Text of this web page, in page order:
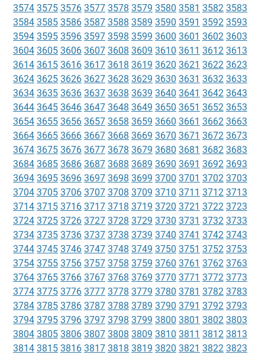
3574 3575 3576 3577 3578 3579 3580 3581 3582 3583
3584 3585 3586 3587 3588 3589 3590 3591 3592 3593
3594 3595 3596 3597 3598 3599 3600 3601 3602 3603
3604 3605 3606 3607 3608 3609 3610 3611 3612 3613
3614 3615 3616 3617 3618 3619 3620 3621 3622 3623
3624 3625 3626 3627 3628 3629 3630 3631 3632 3633
3634 3635 3636 3637 3638 3639 3640 3641 3642 3643
3644 3645 3646 3647 3648 3649 3650 3651 3652 3653
3654 3655 3656 3657 3658 3659 3660 3661 3662 3663
3664 3665 3666 3667 3668 3669 3670 3671 3672 3673
3674 3675 3676 3677 3678 3679 3680 3681 3682 3683
3684 3685 3686 3687 3688 3689 3690 3691 3692 3693
3694 3695 3696 3697 3698 3699 3700 3701 3702 3703
3704 3705 3706 3707 3708 3709 3710 3711 3712 3713
3714 3715 3716 3717 3718 3719 3720 3721 3722 3723
3724 3725 3726 3727 3728 3729 3730 3731 3732 3733
3734 3735 3736 3737 3738 3739 3740 3741 3742 3743
3744 3745 3746 3747 3748 3749 3750 3751 3752 3753
3754 3755 3756 3757 3758 3759 3760 3761 3762 3763
3764 3765 3766 3767 3768 3769 3770 3771 3772 3773
3774 3775 3776 3777 3778 3779 3780 3781 3782 3783
3784 3785 3786 3787 3788 3789 3790 3791 3792 3793
3794 3795 3796 3797 3798 3799 3800 3801 3802 3803
3804 3805 3806 3807 3808 3809 3810 3811 3812 3813
3814 3815 3816 3817 3818 3819 3820 3821 3822 3823